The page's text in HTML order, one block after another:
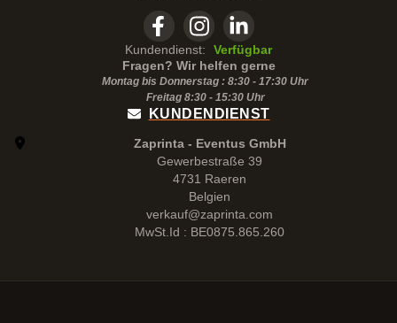
Kundendienst:
Verfügbar
Fragen? Wir helfen gerne
Montag bis Donnerstag : 8:30 - 17:30 Uhr
Freitag 8:30 - 15:30Uhr
KUNDENDIENST
Zaprinta - Eventus GmbH
Gewerbestraße 39
4731 Raeren
Belgien
verkauf@zaprinta.com
MwSt.Id : BE0875.865.260